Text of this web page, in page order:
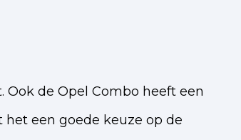
de Opel Combo heeft een
een goede keuze op de